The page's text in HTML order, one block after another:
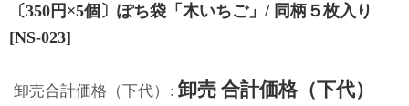
〔350円×5個〕ぽち袋「木いちご」/ 同柄５枚入り
[NS-023]
卸売合計価格（下代） : 卸売 合計価格（下代）